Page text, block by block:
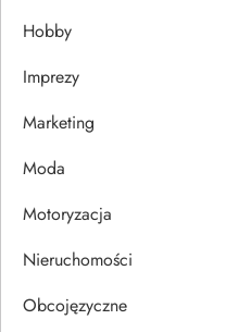
a
w
p
u
Hobby
Imprezy
Marketing
Moda
Motoryzacja
Nieruchomości
Obcojęzyczne